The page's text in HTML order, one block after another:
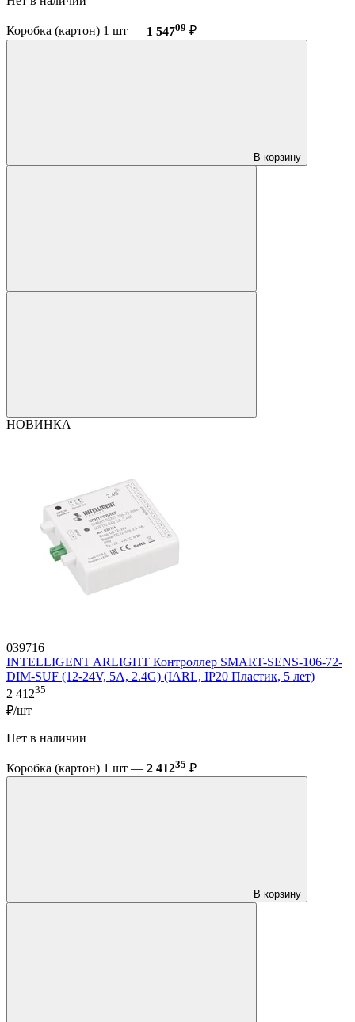
Коробка (картон) 1 шт — 1 54709 ₽
В корзину
НОВИНКА
039716
INTELLIGENT ARLIGHT Контроллер SMART-SENS-106-72-
DIM-SUF (12-24V, 5A, 2.4G) (IARL, IP20 Пластик, 5 лет)
2 41235
₽/шт
Нет в наличии
Коробка (картон) 1 шт — 2 41235 ₽
В корзину